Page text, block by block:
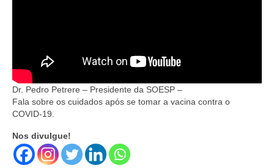
Dr. Pedro Petrere – Presidente da SOESP –
Fala sobre os cuidados após se tomar a vacina contra o
COVID-19.
Nos divulgue!